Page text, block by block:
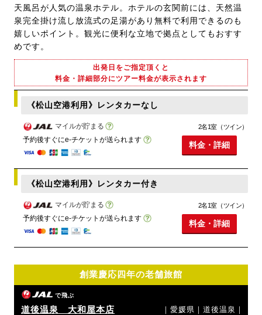
天風呂が人気の温泉ホテル。ホテルの玄関前には、天然温
泉完全掛け流し放流式の足湯があり無料で利用できるのも
嬉しいポイント。観光に便利な立地で拠点としてもおすす
めです。
出発日をご指定頂くと
料金・詳細部分にツアー料金が表示されます
《松山空港利用》レンタカーなし
マイルが貯まる
予約後すぐにe-チケットが送られます
2名1室（ツイン）
料金・詳細
《松山空港利用》レンタカー付き
マイルが貯まる
予約後すぐにe-チケットが送られます
2名1室（ツイン）
料金・詳細
創業慶応四年の老舗旅館
で飛ぶ
道後温泉 大和屋本店 ｜愛媛県｜道後温泉｜